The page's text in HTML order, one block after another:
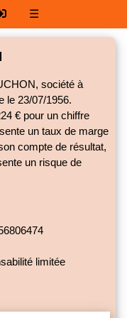
☰
société à
le 23/07/1956.
€ pour un chiffre
un taux de marge
compte de résultat,
un risque de
limitée